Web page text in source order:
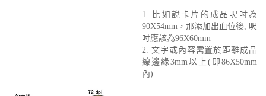
1. 比如說卡片的成品呎吋為
90X54mm，那添加出血位後, 呎
吋應該為96X60mm
2. 文字或內容需置於距離成品
線邊緣3mm以上(即86X50mm
內)